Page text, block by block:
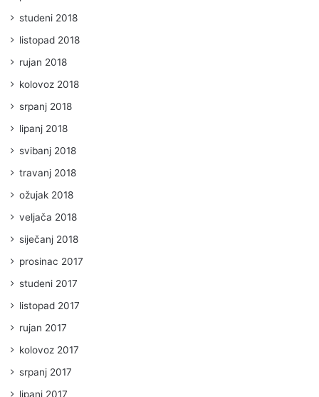
studeni 2018
listopad 2018
rujan 2018
kolovoz 2018
srpanj 2018
lipanj 2018
svibanj 2018
travanj 2018
ožujak 2018
veljača 2018
siječanj 2018
prosinac 2017
studeni 2017
listopad 2017
rujan 2017
kolovoz 2017
srpanj 2017
lipanj 2017